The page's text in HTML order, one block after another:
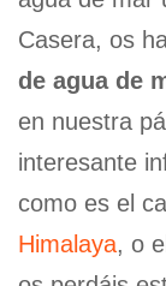
Casera, os
de agua de
en nuestra
interesante
como es el
Himalaya, o